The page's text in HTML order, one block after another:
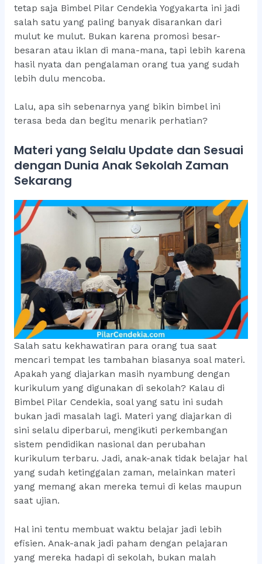
tetap saja Bimbel Pilar Cendekia Yogyakarta ini jadi
salah satu yang paling banyak disarankan dari
mulut ke mulut. Bukan karena promosi besar-
besaran atau iklan di mana-mana, tapi lebih karena
hasil nyata dan pengalaman orang tua yang sudah
lebih dulu mencoba.
Lalu, apa sih sebenarnya yang bikin bimbel ini
terasa beda dan begitu menarik perhatian?
Materi yang Selalu Update dan Sesuai
dengan Dunia Anak Sekolah Zaman
Sekarang
Salah satu kekhawatiran para orang tua saat
mencari tempat les tambahan biasanya soal materi.
Apakah yang diajarkan masih nyambung dengan
kurikulum yang digunakan di sekolah? Kalau di
Bimbel Pilar Cendekia, soal yang satu ini sudah
bukan jadi masalah lagi. Materi yang diajarkan di
sini selalu diperbarui, mengikuti perkembangan
sistem pendidikan nasional dan perubahan
kurikulum terbaru. Jadi, anak-anak tidak belajar hal
yang sudah ketinggalan zaman, melainkan materi
yang memang akan mereka temui di kelas maupun
saat ujian.
Hal ini tentu membuat waktu belajar jadi lebih
efisien. Anak-anak jadi paham dengan pelajaran
yang mereka hadapi di sekolah, bukan malah